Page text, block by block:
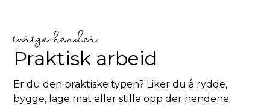
ivrige hender
Praktisk arbeid
Er du den praktiske typen? Liker du å rydde,
bygge, lage mat eller stille opp der hendene